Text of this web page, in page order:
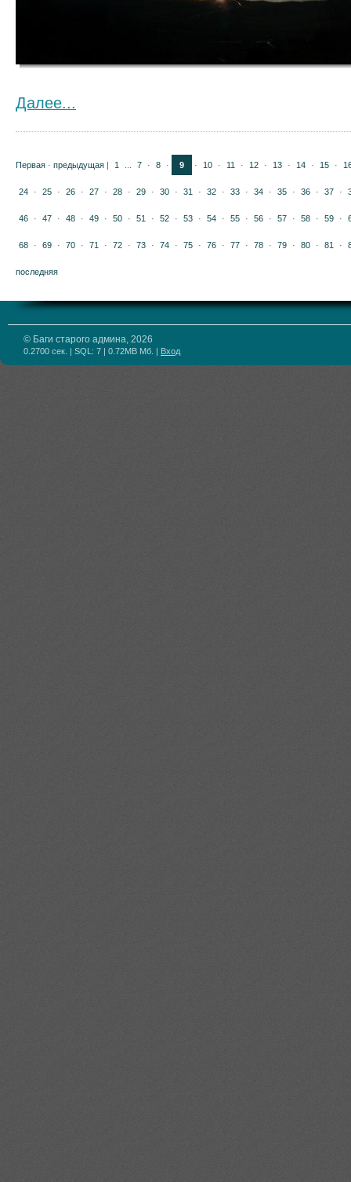
Далее...
Первая · предыдущая | 1 7 · 8 · 9 · 10 · 11 · 12 · 13 · 14 · 15 ·
24 · 25 · 26 · 27 · 28 · 29 · 30 · 31 · 32 · 33 · 34 · 35 · 36 · 37 ·
46 · 47 · 48 · 49 · 50 · 51 · 52 · 53 · 54 · 55 · 56 · 57 · 58 · 59 ·
68 · 69 · 70 · 71 · 72 · 73 · 74 · 75 · 76 · 77 · 78 · 79 · 80 · 81 ·
последняя
© Баги старого админа, 2026
0.2700 сек. | SQL: 7 | 0.72MB Мб. | Вход